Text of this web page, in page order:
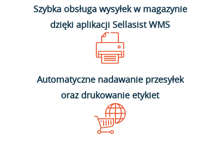
Szybka obsługa wysyłek w magazynie
dzięki aplikacji Sellasist WMS
Automatyczne nadawanie przesyłek
oraz drukowanie etykiet